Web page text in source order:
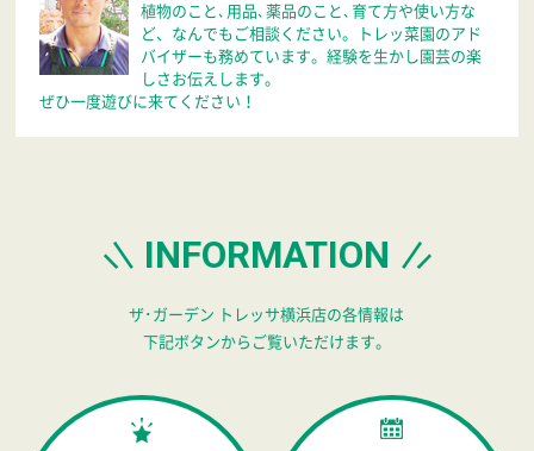
植物のこと､用品､薬品のこと､育て方や使い方な
ど、なんでもご相談ください。トレッ菜園のアド
バイザーも務めています。経験を生かし園芸の楽
しさお伝えします。
ぜひ一度遊びに来てください！
INFORMATION
ザ･ガーデン トレッサ横浜店の各情報は
下記ボタンからご覧いただけます。